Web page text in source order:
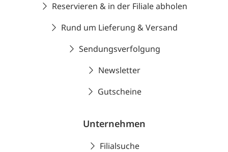
Reservieren & in der Filiale abholen
Rund um Lieferung & Versand
Sendungsverfolgung
Newsletter
Gutscheine
Unternehmen
Filialsuche